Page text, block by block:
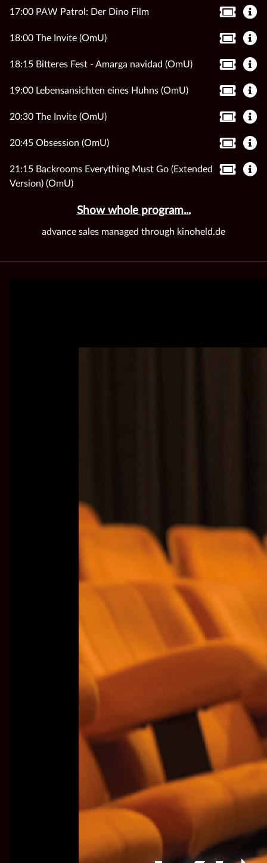
17:00 PAW Patrol: Der Dino Film
18:00 The Invite (OmU)
18:15 Bitteres Fest - Amarga navidad (OmU)
19:00 Lebensansichten eines Huhns (OmU)
20:30 The Invite (OmU)
20:45 Obsession (OmU)
21:15 Backrooms Everything Must Go (Extended
Version) (OmU)
Show whole program...
advance sales managed through kinoheld.de